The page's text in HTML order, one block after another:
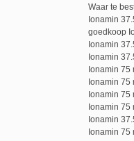
Waar te
Ionamin
goedkoop
Ionamin
Ionamin
Ionamin 75
Ionamin
Ionamin
Ionamin 75
Ionamin
Ionamin 75